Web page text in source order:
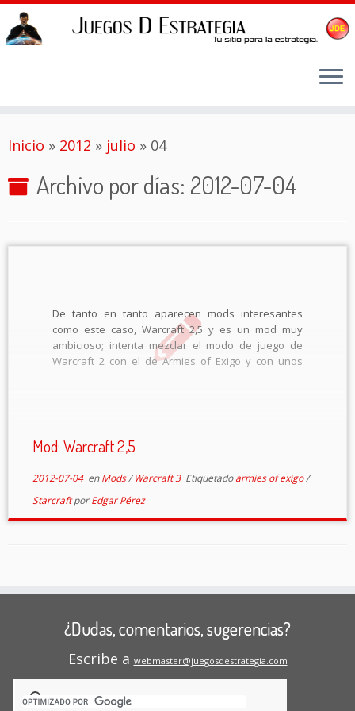
alInicio » 2012 » julio » 04
Archivo por días: 2012-07-04
De tanto en tanto aparecen mods interesantes
como este caso, Warcraft 2,5 y es un mod muy
ambicioso; intenta mezclar el modo de juego de
Warcraft 2 con el de Armies of Exigo y con unos
Mod: Warcraft 2,5
2012-07-04enMods/Warcraft 3 Etiquetadoarmies of exigo/
StarcraftporEdgar Pérez
¿Dudas, comentarios, sugerencias?
Escribe a webmaster@juegosdestrategia.com